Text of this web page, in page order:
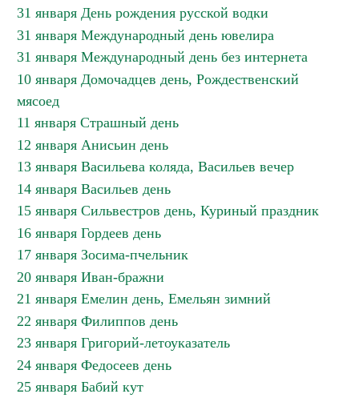
31 января День рождения русской водки
31 января Международный день ювелира
31 января Международный день без интернета
10 января Домочадцев день, Рождественский
мясоед
11 января Страшный день
12 января Анисьин день
13 января Васильева коляда, Васильев вечер
14 января Васильев день
15 января Сильвестров день, Куриный праздник
16 января Гордеев день
17 января Зосима-пчельник
20 января Иван-бражни
21 января Емелин день, Емельян зимний
22 января Филиппов день
23 января Григорий-летоуказатель
24 января Федосеев день
25 января Бабий кут